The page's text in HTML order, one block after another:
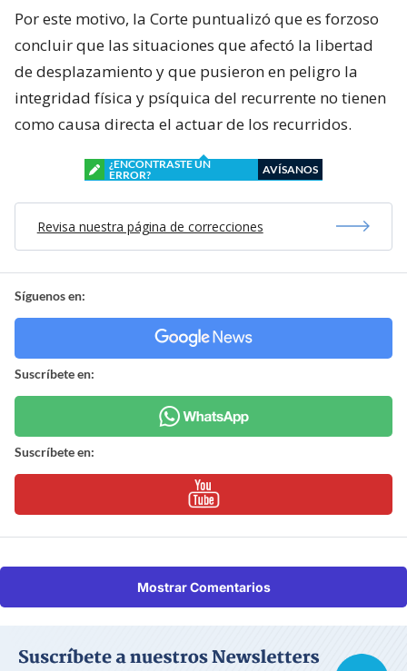
Por este motivo, la Corte puntualizó que es forzoso
concluir que las situaciones que afectó la libertad
de desplazamiento y que pusieron en peligro la
integridad física y psíquica del recurrente no tienen
como causa directa el actuar de los recurridos.
¿ENCONTRASTE UN
ERROR?
AVÍSANOS
Revisa nuestra página de correcciones
Síguenos en:
Suscríbete en:
Suscríbete en:
Mostrar Comentarios